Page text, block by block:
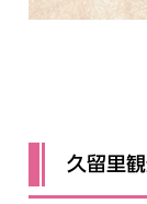
久留里